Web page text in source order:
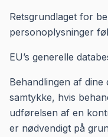
Retsgrundlaget for
personoplysninger
EU’s generelle
Behandlingen af
samtykke, hvis
udførelsen af en
er nødvendigt på